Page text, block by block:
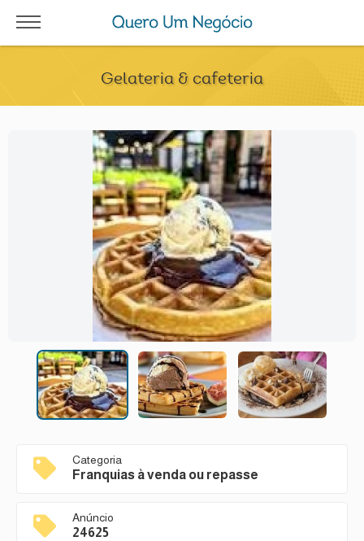
Gelateria & cafeteria
Categoria
Franquias à venda ou repasse
Anúncio
24625